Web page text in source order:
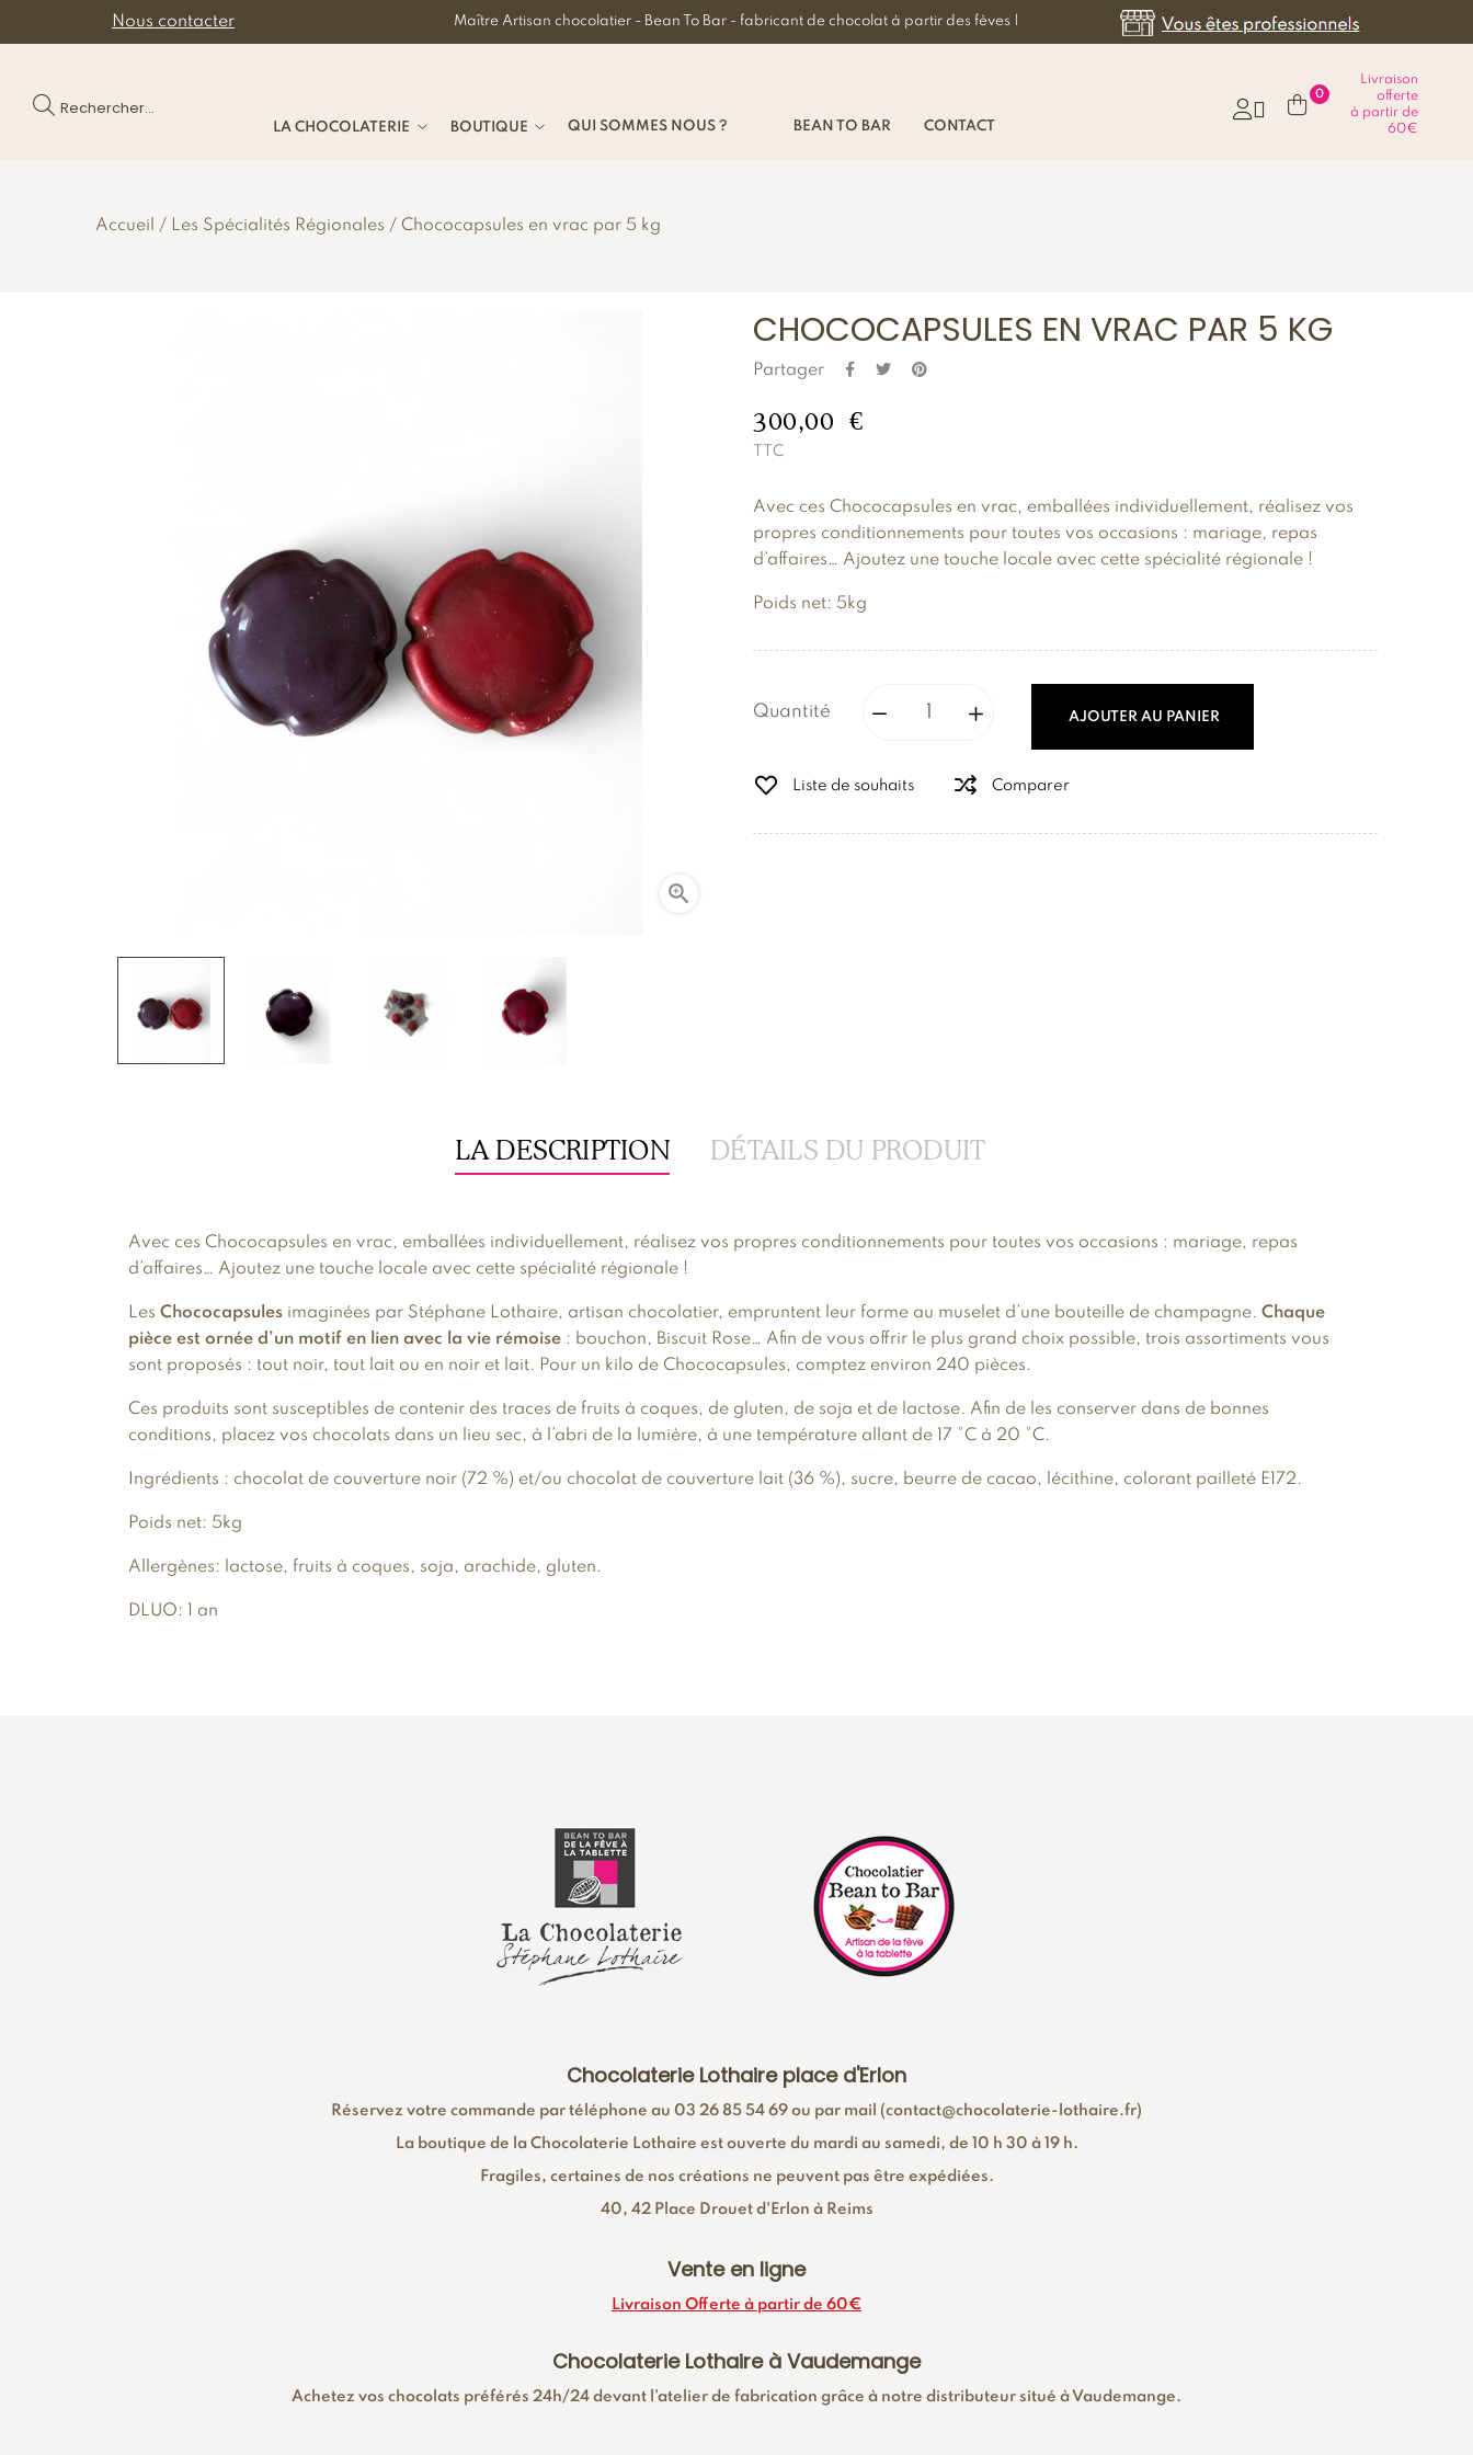
Nous contacter Maître Artisan chocolatier - Bean To Bar - fabricant de chocolat à partir des fèves |
Rechercher...
LA CHOCOLATERIE BOUTIQUE QUI SOMMES NOUS ? BEAN TO BAR CONTACT

0
Livraison
offerte
à partir de
60€
Accueil Les Spécialités Régionales Chococapsules en vrac par 5 kg

CHOCOCAPSULES EN VRAC PAR 5 KG
Partager
300,00 €
TTC
Avec ces Chococapsules en vrac, emballées individuellement, réalisez vos
propres conditionnements pour toutes vos occasions : mariage, repas
d’affaires… Ajoutez une touche locale avec cette spécialité régionale !
Poids net: 5kg
Quantité AJOUTER AU PANIER
Liste de souhaits Comparer
LA DESCRIPTION DÉTAILS DU PRODUIT
Avec ces Chococapsules en vrac, emballées individuellement, réalisez vos propres conditionnements pour toutes vos occasions : mariage, repas
d’affaires… Ajoutez une touche locale avec cette spécialité régionale !
Les Chococapsules imaginées par Stéphane Lothaire, artisan chocolatier, empruntent leur forme au muselet d’une bouteille de champagne. Chaque
pièce est ornée d’un motif en lien avec la vie rémoise : bouchon, Biscuit Rose… Afin de vous offrir le plus grand choix possible, trois assortiments vous
sont proposés : tout noir, tout lait ou en noir et lait. Pour un kilo de Chococapsules, comptez environ 240 pièces.
Ces produits sont susceptibles de contenir des traces de fruits à coques, de gluten, de soja et de lactose. Afin de les conserver dans de bonnes
conditions, placez vos chocolats dans un lieu sec, à l’abri de la lumière, à une température allant de 17 °C à 20 °C.
Ingrédients : chocolat de couverture noir (72 %) et/ou chocolat de couverture lait (36 %), sucre, beurre de cacao, lécithine, colorant pailleté E172.
Poids net: 5kg
Allergènes: lactose, fruits à coques, soja, arachide, gluten.
DLUO: 1 an
Chocolaterie Lothaire place d'Erlon
Réservez votre commande par téléphone au 03 26 85 54 69 ou par mail (contact@chocolaterie-lothaire.fr)
La boutique de la Chocolaterie Lothaire est ouverte du mardi au samedi, de 10 h 30 à 19 h.
Fragiles, certaines de nos créations ne peuvent pas être expédiées.
40, 42 Place Drouet d'Erlon à Reims
Vente en ligne
Livraison Offerte à partir de 60€
Chocolaterie Lothaire à Vaudemange
Achetez vos chocolats préférés 24h/24 devant l’atelier de fabrication grâce à notre distributeur situé à Vaudemange.